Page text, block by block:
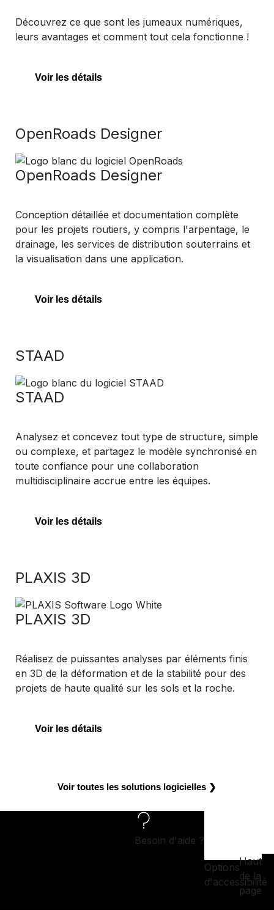
Découvrez ce que sont les jumeaux numériques,
leurs avantages et comment tout cela fonctionne !
Voir les détails
OpenRoads Designer
OpenRoads Designer
Conception détaillée et documentation complète
pour les projets routiers, y compris l'arpentage, le
drainage, les services de distribution souterrains et
la visualisation dans une application.
Voir les détails
STAAD
STAAD
Analysez et concevez tout type de structure, simple
ou complexe, et partagez le modèle synchronisé en
toute confiance pour une collaboration
multidisciplinaire accrue entre les équipes.
Voir les détails
PLAXIS 3D
PLAXIS 3D
Réalisez de puissantes analyses par éléments finis
en 3D de la déformation et de la stabilité pour des
projets de haute qualité sur les sols et la roche.
Voir les détails
Voir toutes les solutions logicielles ❯
Besoin d'aide ?
Options
d'accessibilité
Haut
de la
page